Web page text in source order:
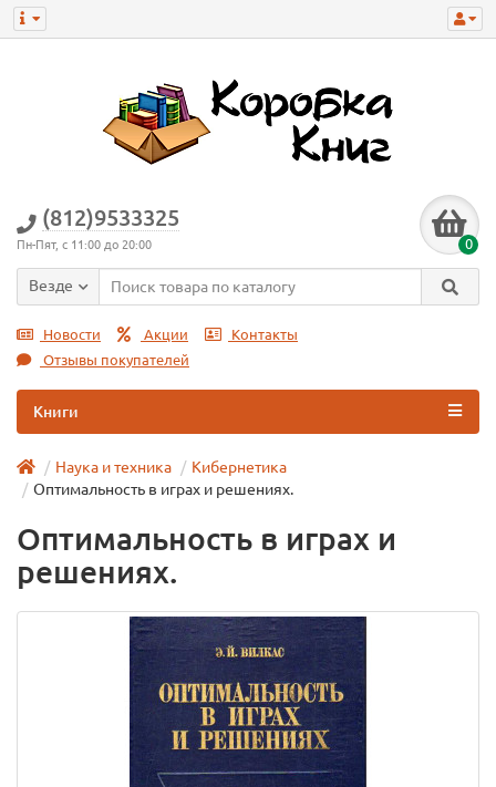
(812)9533325
Пн-Пят, с 11:00 до 20:00 0
Везде
Новости Акции
Контакты
Отзывы покупателей
Книги
Наука и техника
Кибернетика
Оптимальность в играх и решениях.
Оптимальность в играх и
решениях.